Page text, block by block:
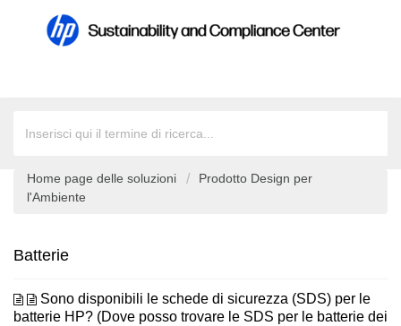
Home page delle soluzioni
Prodotto Design per
l'Ambiente
Batterie
Sono disponibili le schede di sicurezza (SDS) per le
batterie HP? (Dove posso trovare le SDS per le batterie dei